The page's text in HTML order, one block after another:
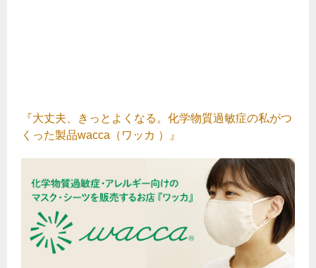
『大丈夫、きっとよくなる。化学物質過敏症の私がつ
くった製品wacca（ワッカ ）』